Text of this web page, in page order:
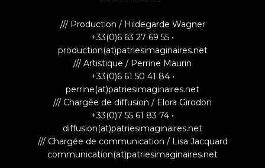
/// Production / Hildegarde Wagner
+33(0)6 63 27 69 55 •
production(at)patriesimaginaires.net
/// Artistique / Perrine Maurin
+33(0)6 61 50 41 84 •
perrine(at)patriesimaginaires.net
/// Chargée de diffusion / Elora Girodon
+33(0)7 55 61 83 74 •
diffusion(at)patriesimaginaires.net
/// Chargée de communication / Lisa Jacquard
communication(at)patriesimaginaires.net